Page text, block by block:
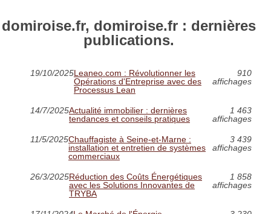
domiroise.fr, domiroise.fr : dernières
publications.
19/10/2025Leaneo.com : Révolutionner les
Opérations d'Entreprise avec des
Processus Lean
910
affichages
14/7/2025Actualité immobilier : dernières
tendances et conseils pratiques
1 463
affichages
11/5/2025Chauffagiste à Seine-et-Marne :
installation et entretien de systèmes
commerciaux
3 439
affichages
26/3/2025Réduction des Coûts Énergétiques
avec les Solutions Innovantes de
TRYBA
1 858
affichages